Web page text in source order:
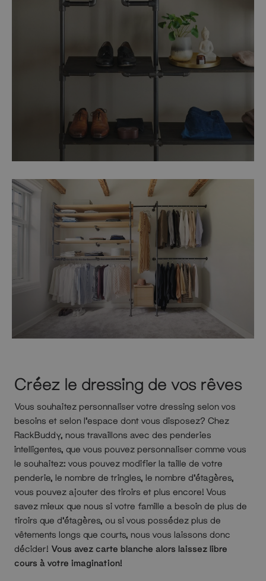
Créez le dressing de vos rêves
Vous souhaitez personnaliser votre dressing selon vos
besoins et selon l’espace dont vous disposez? Chez
RackBuddy, nous travaillons avec des penderies
intelligentes, que vous pouvez personnaliser comme vous
le souhaitez: vous pouvez modifier la taille de votre
penderie, le nombre de tringles, le nombre d’étagères,
vous pouvez ajouter des tiroirs et plus encore! Vous
savez mieux que nous si votre famille a besoin de plus de
tiroirs que d’étagères, ou si vous possédez plus de
vêtements longs que courts, nous vous laissons donc
décider! Vous avez carte blanche alors laissez libre
cours à votre imagination!